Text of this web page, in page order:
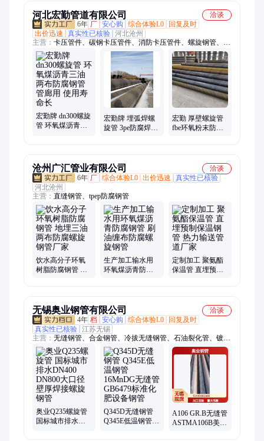
河北宏勤管道有限公司
洽谈
6年 厂 安心购 综合体验L0
回复及时
出价迅速
真实性已核验 河北沧州
主营： 卡压管件、碳钢卡压管件、消防卡压管件、螺旋钢管、卡
压弯头、卡压三通、碳钢卡压弯头
宏勤牌 dn300螺旋
管 环氧煤沥青三
宏勤牌 埋弧焊螺
旋管 3pe防腐焊接
宏勤 厚壁螺旋管
fbe环氧粉末防腐
沧州广汇管业有限公司
洽谈
6年 厂 综合体验L0 出价迅速
真实性已核验
河北沧州
主营： 直缝钢管、tpep防腐钢管
饮水高分子环氧
树脂防腐钢管 地
生产加工输水用
环氧煤沥青防腐
定制加工 聚氨酯
保温管 直埋预制
无锡奥业钢管有限公司
洽谈
4年 档 安心购 综合体验L0
回复及时
真实性已核验 江苏无锡
主营： 无缝钢管、合金钢管、冷拔无缝钢管、石油裂化管、镀锌
钢管、中低压锅炉管、高压锅炉管、方矩管
奥业Q235螺旋管
国标城市排水
Q345D无缝钢管
Q345E低温钢管
A106 GR.B无缝管
ASTMA106B美标